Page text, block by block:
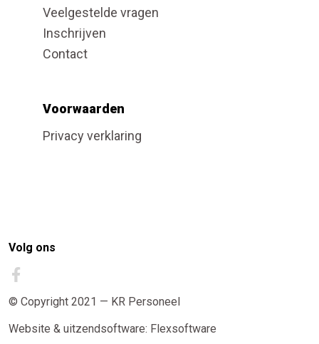
Veelgestelde vragen
Inschrijven
Contact
Voorwaarden
Privacy verklaring
Volg ons
© Copyright 2021 — KR Personeel
Website & uitzendsoftware: Flexsoftware